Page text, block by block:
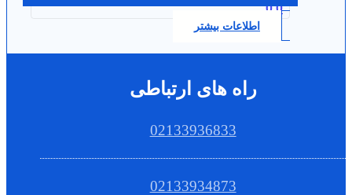
0.0
اطلاعات بیشتر
راه های ارتباطی
02133936833
02133934873